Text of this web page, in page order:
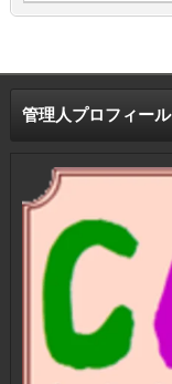
管理人プロフィール